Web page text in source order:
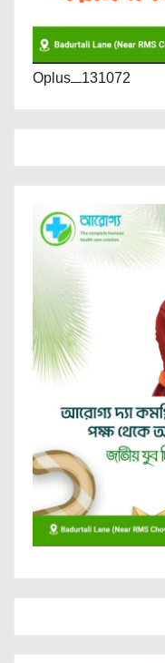
Oplus_131072